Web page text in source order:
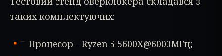
таких комплектуючих:
Процесор - Ryzen 5 5600X@6000МГц;